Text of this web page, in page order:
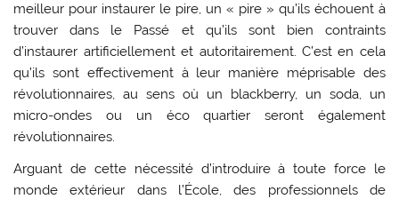
meilleur pour instaurer le pire, un « pire » qu’ils échouent à
trouver dans le Passé et qu’ils sont bien contraints
d’instaurer artificiellement et autoritairement. C’est en cela
qu’ils sont effectivement à leur manière méprisable des
révolutionnaires, au sens où un blackberry, un soda, un
micro-ondes ou un éco quartier seront également
révolutionnaires.
Arguant de cette nécessité d’introduire à toute force le
monde extérieur dans l’École, des professionnels de